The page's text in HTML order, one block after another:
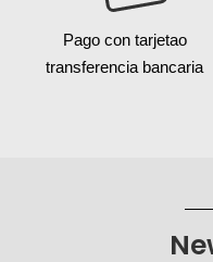
Pago con tarjetao
transferencia bancaria